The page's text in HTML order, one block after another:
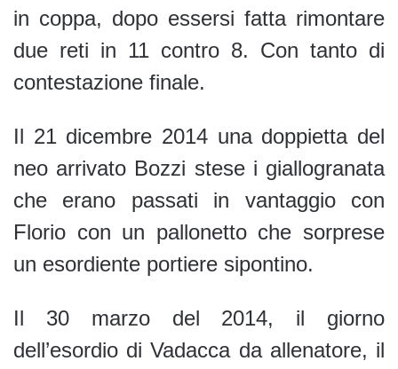
in coppa, dopo essersi fatta rimontare
due reti in 11 contro 8. Con tanto di
contestazione finale.
Il 21 dicembre 2014 una doppietta del
neo arrivato Bozzi stese i giallogranata
che erano passati in vantaggio con
Florio con un pallonetto che sorprese
un esordiente portiere sipontino.
Il 30 marzo del 2014, il giorno
dell’esordio di Vadacca da allenatore, il